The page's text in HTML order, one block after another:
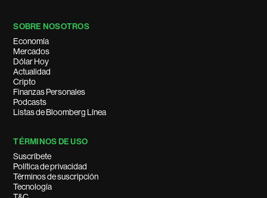
SOBRE NOSOTROS
Economía
Mercados
Dólar Hoy
Actualidad
Cripto
Finanzas Personales
Podcasts
Listas de Bloomberg Línea
TÉRMINOS DE USO
Suscríbete
Política de privacidad
Términos de suscripción
Tecnología